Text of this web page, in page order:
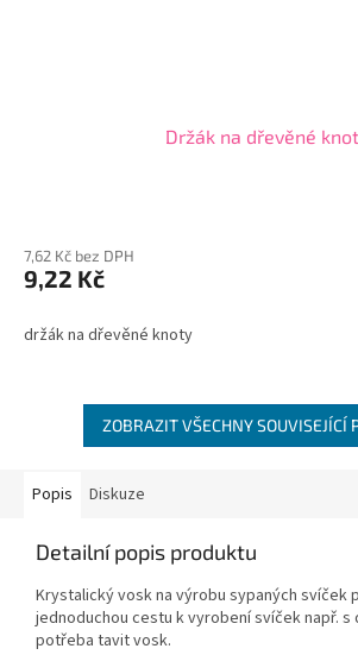
Držák na dřevěné
produktu
je
z
7,62 Kč bez DPH
9,22 Kč
držák na dřevěné knoty
ZOBRAZIT VŠECHNY SOUVISEJÍCÍ
Popis Diskuze
Detailní popis produktu
Krystalický vosk na výrobu sypaných svíček
jednoduchou cestu k vyrobení svíček např.
potřeba tavit vosk.